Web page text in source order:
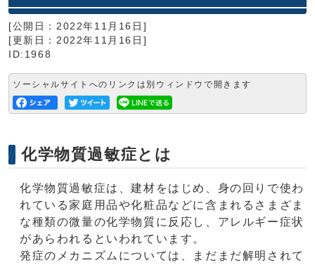
[公開日：2022年11月16日]
[更新日：2022年11月16日]
ID:1968
ソーシャルサイトへのリンクは別ウィンドウで開きます
化学物質過敏症とは
化学物質過敏症は、建材をはじめ、身の回りで使わ
れている家庭用品や化粧品などに含まれるさまざま
な種類の微量の化学物質に反応し、アレルギー症状
があらわれるといわれています。
発症のメカニズムについては、まだまだ解明されて